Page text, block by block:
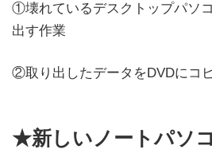
①壊れているデスクトップパソ
出す作業
②取り出したデータをDVDにコ
★新しいノートパソ